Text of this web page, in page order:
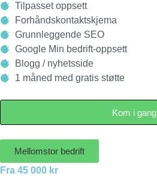
Tilpasset oppsett
Forhåndskontaktskjema
Grunnleggende SEO
Google Min bedrift-oppsett
Blogg / nyhetsside
1 måned med gratis støtte
Kom i gang
Mellomstor bedrift
Fra 45 000 kr